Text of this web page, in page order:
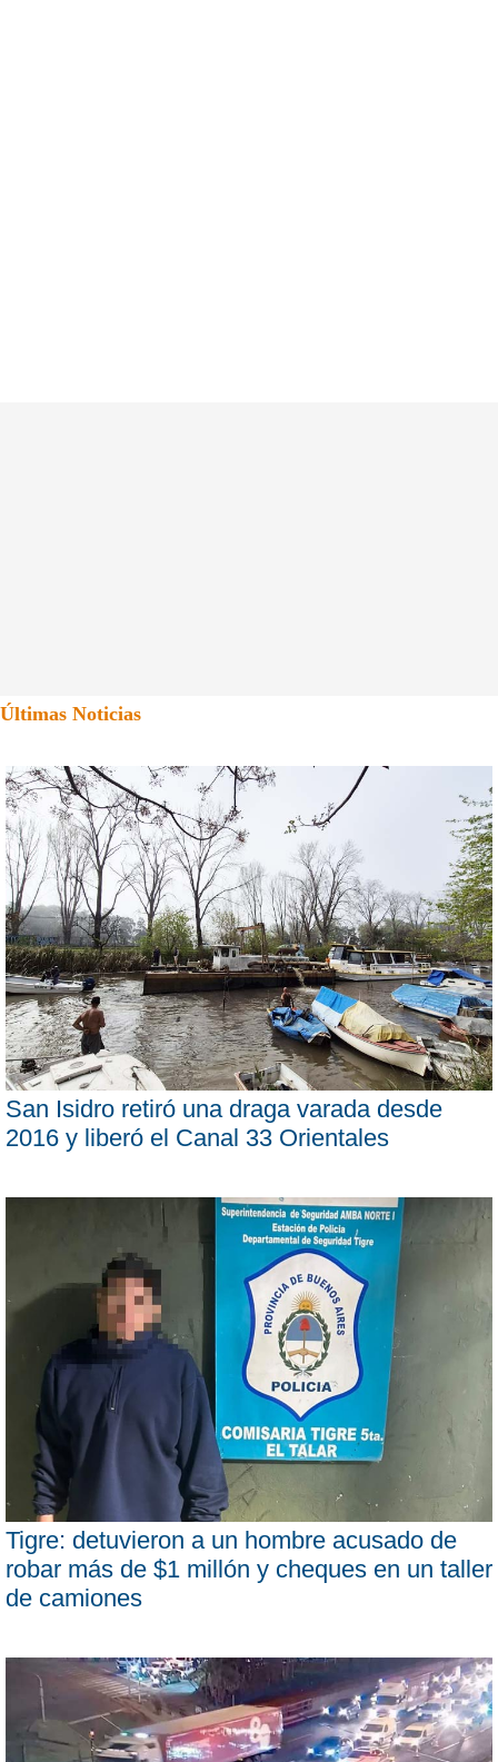
Últimas Noticias
San Isidro retiró una draga varada desde
2016 y liberó el Canal 33 Orientales
Tigre: detuvieron a un hombre acusado de
robar más de $1 millón y cheques en un taller
de camiones